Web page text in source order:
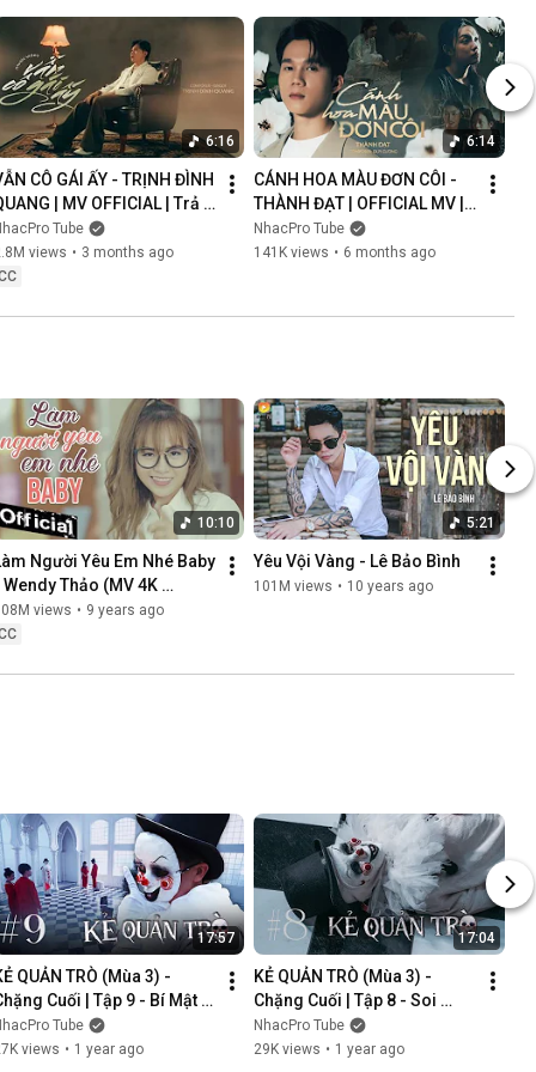
6:16
CÔ GÁI ẤY - TRỊNH ĐÌNH
| MV OFFICIAL | Trả
Em Quá Khứ Đau Lòng
Lỗi Vì Làm Em Khóc
Tube
views • 3 months ago
6:14
CÁNH HOA MÀU ĐƠN CÔI -
THÀNH ĐẠT | OFFICIAL MV |
Anh Nghĩ Chắc Là Ý Trời
Nhưng Buồn Lắm Người Ơi...
NhacPro Tube
141K views • 6 months ago
10:10
Người Yêu Em Nhé Baby
Wendy Thảo (MV 4K
views • 9 years ago
5:21
Yêu Vội Vàng - Lê Bảo Bình
101M views • 10 years ago
17:57
QUẢN TRÒ (Mùa 3) -
Cuối | Tập 9 - Bí Mật
| GAME CUNG HOÀNG
|| Web Drama 2025
Tube
views • 1 year ago
17:04
KẺ QUẢN TRÒ (Mùa 3) -
Chặng Cuối | Tập 8 - Soi
Cung | GAME CUNG HOÀNG
ĐẠO || Web Drama 2025
NhacPro Tube
29K views • 1 year ago